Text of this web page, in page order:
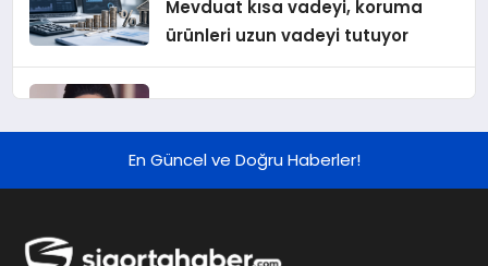
Mevduat kısa vadeyi, koruma
ürünleri uzun vadeyi tutuyor
Sonuçları
En Güncel ve Doğru Haberler!